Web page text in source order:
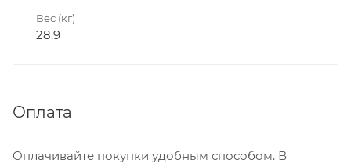
Вес (кг)
28.9
Оплата
Оплачивайте покупки удобным способом. В